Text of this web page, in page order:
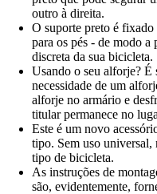
outro à direita.
O suporte preto é
para os pés - de modo a
discreta da sua bicicleta.
Usando o seu alforje? É
necessidade de um
alforje no armário e
titular permanece no
Este é um novo
tipo. Sem uso universal,
tipo de bicicleta.
As instruções de
são, evidentemente,